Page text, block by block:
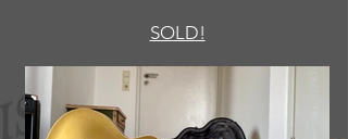
SOLD!